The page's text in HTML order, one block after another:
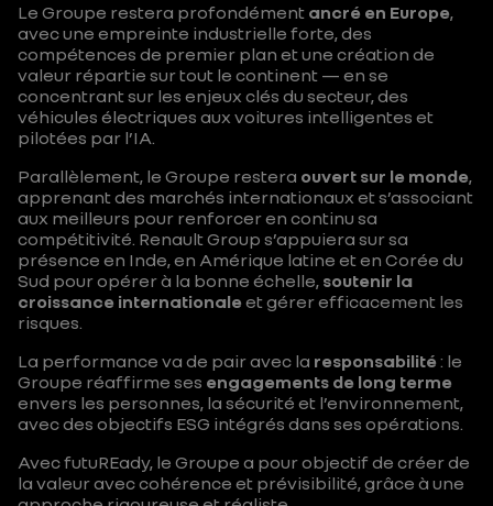
Le Groupe restera profondément ancré en Europe,
avec une empreinte industrielle forte, des
compétences de premier plan et une création de
valeur répartie sur tout le continent — en se
concentrant sur les enjeux clés du secteur, des
véhicules électriques aux voitures intelligentes et
pilotées par l’IA.
Parallèlement, le Groupe restera ouvert sur le monde,
apprenant des marchés internationaux et s’associant
aux meilleurs pour renforcer en continu sa
compétitivité. Renault Group s’appuiera sur sa
présence en Inde, en Amérique latine et en Corée du
Sud pour opérer à la bonne échelle, soutenir la
croissance internationale et gérer efficacement les
risques.
La performance va de pair avec la responsabilité : le
Groupe réaffirme ses engagements de long terme
envers les personnes, la sécurité et l’environnement,
avec des objectifs ESG intégrés dans ses opérations.
Avec futuREady, le Groupe a pour objectif de créer de
la valeur avec cohérence et prévisibilité, grâce à une